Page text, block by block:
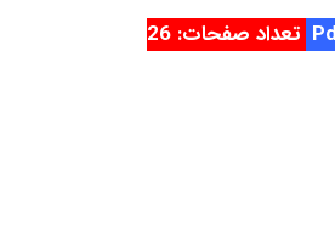
تعداد صفحات: 26